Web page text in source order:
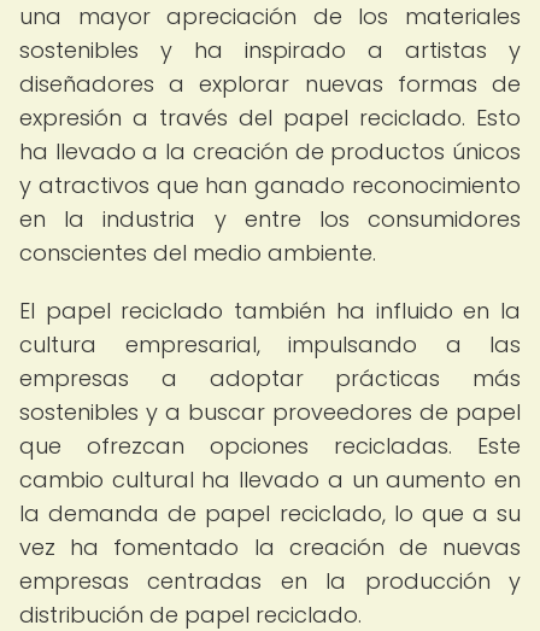
una mayor apreciación de los materiales
sostenibles y ha inspirado a artistas y
diseñadores a explorar nuevas formas de
expresión a través del papel reciclado. Esto
ha llevado a la creación de productos únicos
y atractivos que han ganado reconocimiento
en la industria y entre los consumidores
conscientes del medio ambiente.
El papel reciclado también ha influido en la
cultura empresarial, impulsando a las
empresas a adoptar prácticas más
sostenibles y a buscar proveedores de papel
que ofrezcan opciones recicladas. Este
cambio cultural ha llevado a un aumento en
la demanda de papel reciclado, lo que a su
vez ha fomentado la creación de nuevas
empresas centradas en la producción y
distribución de papel reciclado.